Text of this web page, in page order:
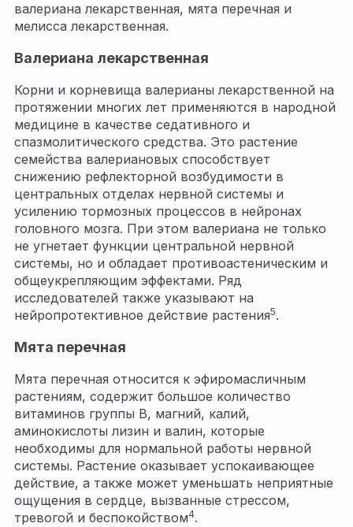
валериана лекарственная, мята перечная и
мелисса лекарственная.
Валериана лекарственная
Корни и корневища валерианы лекарственной на
протяжении многих лет применяются в народной
медицине в качестве седативного и
спазмолитического средства. Это растение
семейства валериановых способствует
снижению рефлекторной возбудимости в
центральных отделах нервной системы и
усилению тормозных процессов в нейронах
головного мозга. При этом валериана не только
не угнетает функции центральной нервной
системы, но и обладает противоастеническим и
общеукрепляющим эффектами. Ряд
исследователей также указывают на
нейропротективное действие растения5.
Мята перечная
Мята перечная относится к эфиромасличным
растениям, содержит большое количество
витаминов группы B, магний, калий,
аминокислоты лизин и валин, которые
необходимы для нормальной работы нервной
системы. Растение оказывает успокаивающее
действие, а также может уменьшать неприятные
ощущения в сердце, вызванные стрессом,
тревогой и беспокойством4.